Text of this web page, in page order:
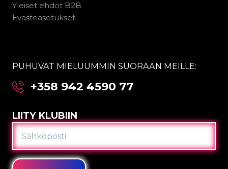
Yleiset ehdot B2B
Evästeasetukset
PUHUVAT MIELUUMMIN SUORAAN MEILLE:
+358 942 4590 77
LIITY KLUBIIN
SÄHKÖPOSTI